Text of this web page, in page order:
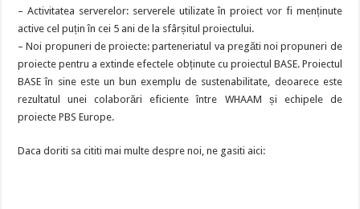
– Activitatea serverelor: serverele utilizate în proiect vor fi menținute
active cel puțin în cei 5 ani de la sfârșitul proiectului.
– Noi propuneri de proiecte: parteneriatul va pregăti noi propuneri de
proiecte pentru a extinde efectele obținute cu proiectul BASE. Proiectul
BASE în sine este un bun exemplu de sustenabilitate, deoarece este
rezultatul unei colaborări eficiente între WHAAM și echipele de
proiecte PBS Europe.
Daca doriti sa cititi mai multe despre noi, ne gasiti aici: